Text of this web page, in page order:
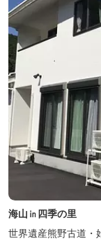
海山㏌四季の里
世界遺産熊野古道・